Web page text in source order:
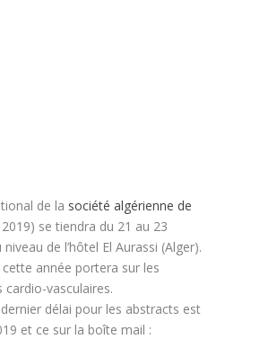
de la société algérienne de
2019) se tiendra du 21 au 23
de l’hôtel El Aurassi (Alger).
année portera sur les
vasculaires.
délai pour les abstracts est
et ce sur la boîte mail :